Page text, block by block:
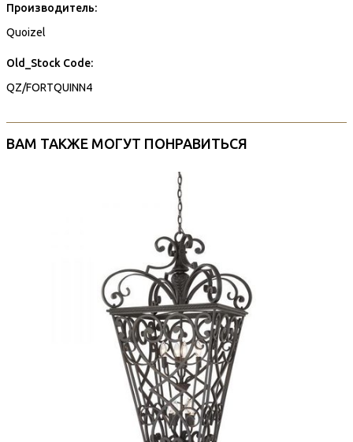
Производитель:
Quoizel
Old_Stock Code:
QZ/FORTQUINN4
ВАМ ТАКЖЕ МОГУТ ПОНРАВИТЬСЯ